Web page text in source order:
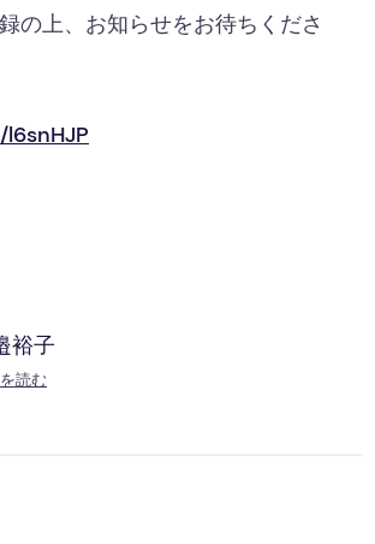
の上、お知らせをお待ちくださ
裕子
読む